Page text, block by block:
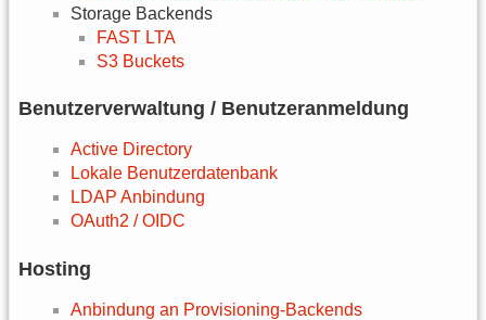
Storage Backends
FAST LTA
S3 Buckets
Benutzerverwaltung / Benutzeranmeldung
Active Directory
Lokale Benutzerdatenbank
LDAP Anbindung
OAuth2 / OIDC
Hosting
Anbindung an Provisioning-Backends